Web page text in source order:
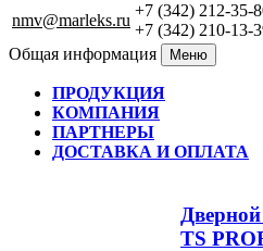
nmv@marleks.ru
+7 (342) 212-35-
+7 (342) 210-13-
Общая информация
Меню
ПРОДУКЦИЯ
КОМПАНИЯ
ПАРТНЕРЫ
ДОСТАВКА И ОПЛАТА
TS